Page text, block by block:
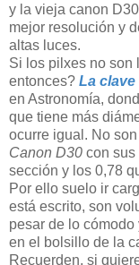
y la vieja canon
mejor resolución y
altas luces.
Si los pilxes no son
entonces? La clave
en Astronomía,
que tiene más
ocurre igual. No
Canon D30 con sus
sección y los 0,78
Por ello suelo ir
está escrito, son
pesar de lo
en el bolsillo de la
Recuerden, si